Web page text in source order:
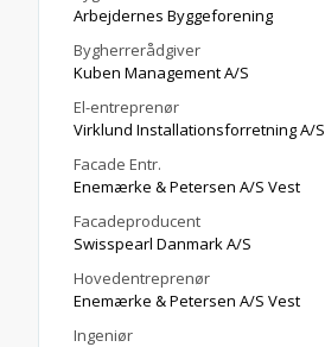
Arbejdernes Byggeforening
Bygherrerådgiver
Kuben Management A/S
El-entreprenør
Virklund Installationsforretning A/S
Facade Entr.
Enemærke & Petersen A/S Vest
Facadeproducent
Swisspearl Danmark A/S
Hovedentreprenør
Enemærke & Petersen A/S Vest
Ingeniør